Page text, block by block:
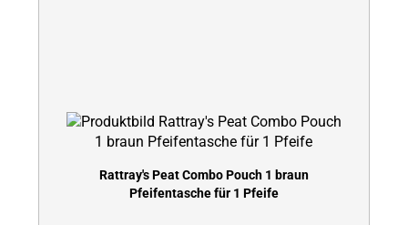
Rattray's Peat Combo Pouch 1 braun
Pfeifentasche für 1 Pfeife